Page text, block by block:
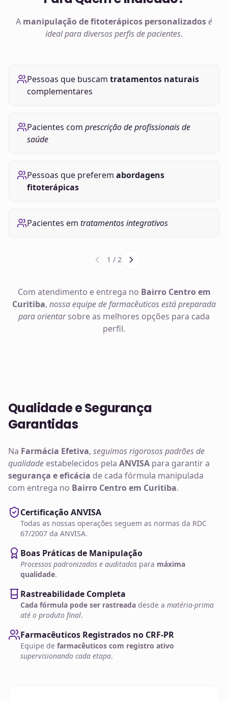
A manipulação defitoterápicos personalizadosé
ideal para diversos perfis de pacientes.
Pessoas que buscam tratamentos naturais
complementares
Pacientes com prescrição de profissionais de
saúde
Pessoas que preferem abordagens
fitoterápicas
Pacientes em tratamentos integrativos
1 / 2
Com atendimento e entrega no Bairro Centro em
Curitiba, nossa equipe de farmacêuticos está preparada
para orientarsobre as melhores opções para cada
perfil.
Qualidade e Segurança
Garantidas
Na Farmácia Efetiva, seguimos rigorosos padrões de
qualidade estabelecidos pela ANVISA para garantir a
segurança e eficácia de cada fórmula manipulada
com entrega no Bairro Centro em Curitiba.
Certificação ANVISA
Todas as nossas operações seguem as normas da RDC
67/2007 da ANVISA.
Boas Práticas de Manipulação
Processos padronizados e auditados para máxima
qualidade.
Rastreabilidade Completa
Cada fórmula pode ser rastreada desde a matéria-prima
até o produto final.
Farmacêuticos Registrados no CRF-PR
Equipe de farmacêuticos com registro ativo
supervisionando cada etapa.